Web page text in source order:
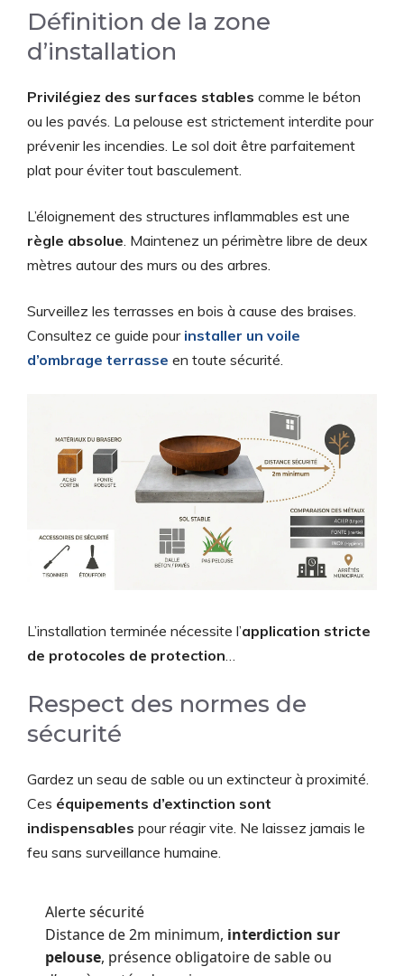
Définition de la zone
d’installation
Privilégiez des surfaces stables comme le béton
ou les pavés. La pelouse est strictement interdite pour
prévenir les incendies. Le sol doit être parfaitement
plat pour éviter tout basculement.
L’éloignement des structures inflammables est une
règle absolue. Maintenez un périmètre libre de deux
mètres autour des murs ou des arbres.
Surveillez les terrasses en bois à cause des braises.
Consultez ce guide pour installer un voile
d’ombrage terrasse en toute sécurité.
L’installation terminée nécessite l’application stricte
de protocoles de protection
Respect des normes de
sécurité
Gardez un seau de sable ou un extincteur à proximité.
Ces équipements d’extinction sont
indispensables pour réagir vite. Ne laissez jamais le
feu sans surveillance humaine.
Alerte sécurité
Distance de 2m minimum, interdiction sur
pelouse, présence obligatoire de sable ou